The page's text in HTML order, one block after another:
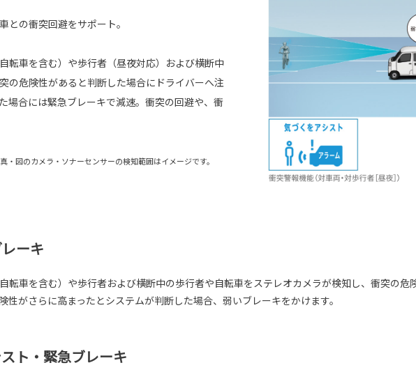
との衝突回避をサポート。
転車を含む）や歩行者（昼夜対応）および横断中
の危険性があると判断した場合にドライバーへ注
場合には緊急ブレーキで減速。衝突の回避や、衝
図のカメラ・ソナーセンサーの検知範囲はイメージです。
ーキ
転車を含む）や歩行者および横断中の歩行者や自転車をステレオカメラが検知し、衝突の
性がさらに高まったとシステムが判断した場合、弱いブレーキをかけます。
ト・緊急ブレーキ